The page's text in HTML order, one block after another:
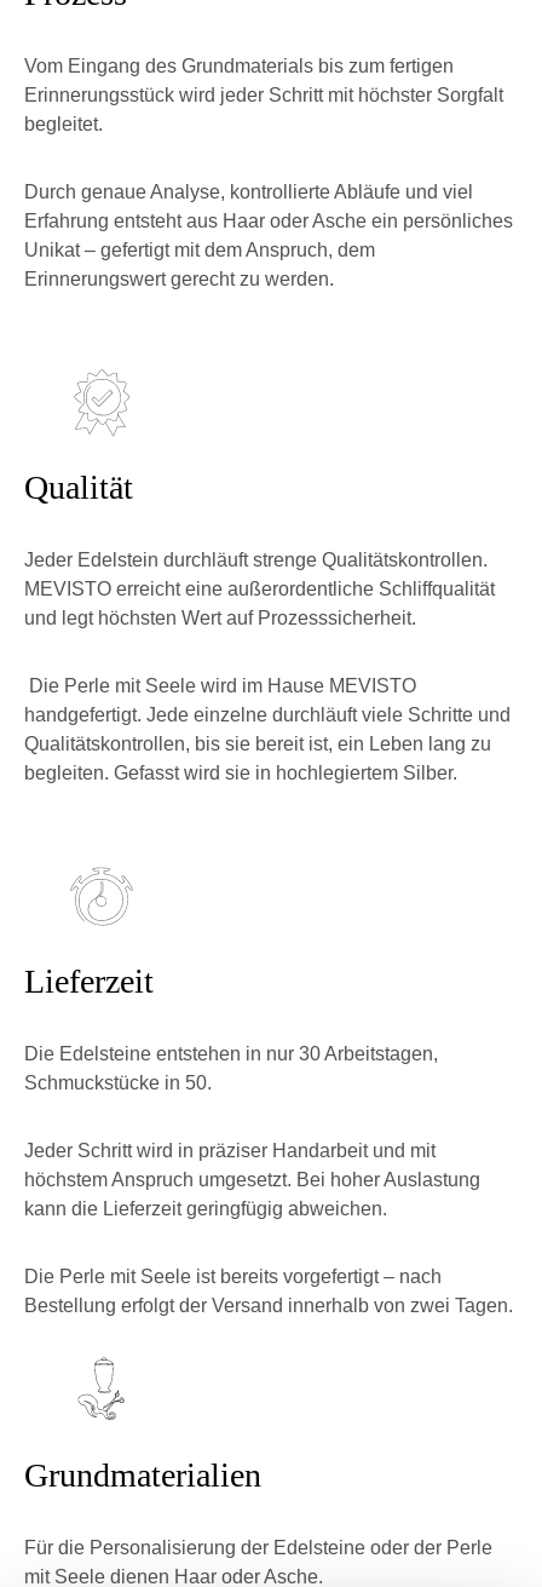
Vom Eingang des Grundmaterials bis zum fertigen
Erinnerungsstück wird jeder Schritt mit höchster Sorgfalt
begleitet.
Durch genaue Analyse, kontrollierte Abläufe und viel
Erfahrung entsteht aus Haar oder Asche ein persönliches
Unikat – gefertigt mit dem Anspruch, dem
Erinnerungswert gerecht zu werden.
Qualität
Jeder Edelstein durchläuft strenge Qualitätskontrollen.
MEVISTO erreicht eine außerordentliche Schliffqualität
und legt höchsten Wert auf Prozesssicherheit.
Die Perle mit Seele wird im Hause MEVISTO
handgefertigt. Jede einzelne durchläuft viele Schritte und
Qualitätskontrollen, bis sie bereit ist, ein Leben lang zu
begleiten. Gefasst wird sie in hochlegiertem Silber.
Lieferzeit
Die Edelsteine entstehen in nur 30 Arbeitstagen,
Schmuckstücke in 50.
Jeder Schritt wird in präziser Handarbeit und mit
höchstem Anspruch umgesetzt. Bei hoher Auslastung
kann die Lieferzeit geringfügig abweichen.
Die Perle mit Seele ist bereits vorgefertigt – nach
Bestellung erfolgt der Versand innerhalb von zwei Tagen.
Grundmaterialien
Für die Personalisierung der Edelsteine oder der Perle
mit Seele dienen Haar oder Asche.